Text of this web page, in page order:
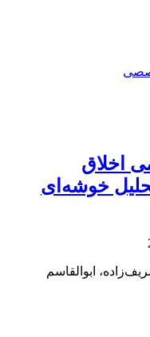
اخلاق
خوشه‌ای
ابوالقاسم